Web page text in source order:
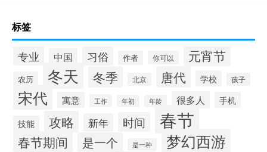
标签
专业 中国 习俗 作者 你可以 元宵节
农历 冬天 冬季 北京 唐代 学校 孩子
宋代 寓意 工作 年初 年龄 很多人 手机
技能 攻略 新年 时间 春节
春节期间 是一个 是一种 梦幻西游